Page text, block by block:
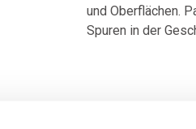
und Oberflächen.
Spuren in der